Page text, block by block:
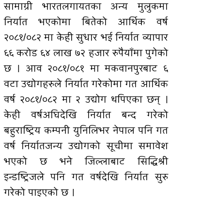
सामाग्री भारतलगायतका अन्य मुलुकमा
निर्यात भएकोमा बितेको आर्थिक वर्ष
२०८१/०८२ मा केही सुधार भई निर्यात व्यापार
६६ करोड ६४ लाख ७२ हजार रुपैयाँमा पुगेको
छ । आव २०८१/०८१ मा मकवानपुरबाट ६
वटा उद्योगहरुले निर्यात गरेकोमा गत आर्थिक
वर्ष २०८१/०८२ मा २ उद्योग थपिएका छन् ।
केही वर्षअघिदेखि निर्यात बन्द गरेको
बहुराष्ट्रिय कम्पनी युनिलिभर नेपाल पनि गत
वर्ष निर्यातजन्य उद्योगको सूचीमा समावेश
भएको छ भने जिल्लाबाट सिद्धिश्री
इन्डष्ट्रिजले पनि गत वर्षदेखि निर्यात सुरु
गरेको पाइएको छ ।